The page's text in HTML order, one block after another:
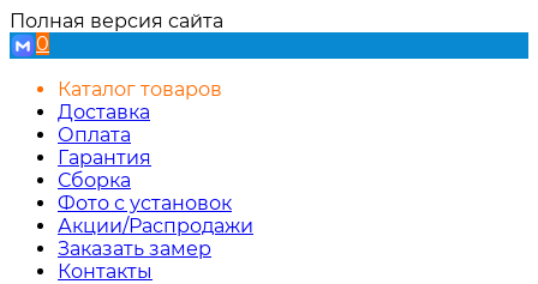
Полная версия сайта
0
Каталог товаров
Доставка
Оплата
Гарантия
Сборка
Фото с установок
Акции/Распродажи
Заказать замер
Контакты